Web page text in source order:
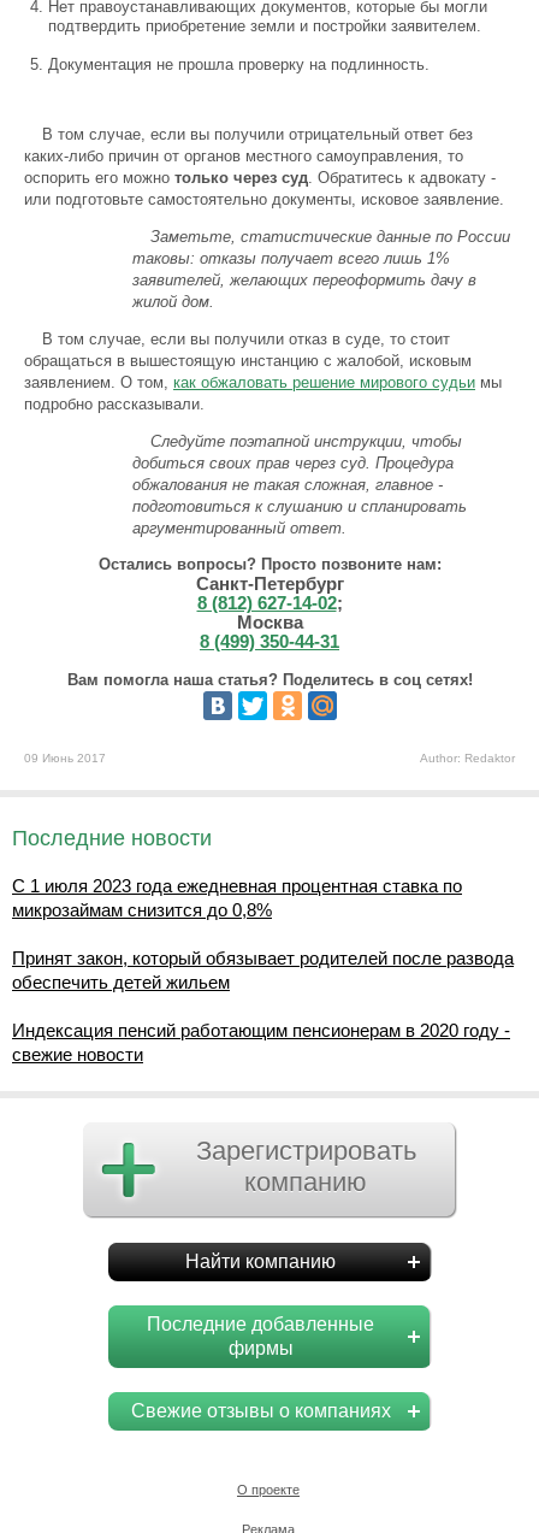
Нет правоустанавливающих документов, которые бы могли
подтвердить приобретение земли и постройки заявителем.
Документация не прошла проверку на подлинность.
В том случае, если вы получили отрицательный ответ без
каких-либо причин от органов местного самоуправления, то
оспорить его можно только через суд . Обратитесь к адвокату -
или подготовьте самостоятельно документы, исковое заявление.
Заметьте, статистические данные по России
таковы: отказы получает всего лишь 1%
заявителей, желающих переоформить дачу в
жилой дом.
В том случае, если вы получили отказ в суде, то стоит
обращаться в вышестоящую инстанцию с жалобой, исковым
заявлением. О том, как обжаловать решение мирового судьи мы
подробно рассказывали.
Следуйте поэтапной инструкции, чтобы
добиться своих прав через суд. Процедура
обжалования не такая сложная, главное -
подготовиться к слушанию и спланировать
аргументированный ответ.
Остались вопросы? Просто позвоните нам:
Санкт-Петербург
8 (812) 627-14-02;
Москва
8 (499) 350-44-31
Вам помогла наша статья? Поделитесь в соц сетях!
09 Июнь 2017 Author: Redaktor
Последние новости
С 1 июля 2023 года ежедневная процентная ставка по
микрозаймам снизится до 0,8%
Принят закон, который обязывает родителей после развода
обеспечить детей жильем
Индексация пенсий работающим пенсионерам в 2020 году -
свежие новости
Зарегистрировать
компанию
Найти компанию
Последние добавленные
фирмы
Свежие отзывы о компаниях
О проекте
Реклама